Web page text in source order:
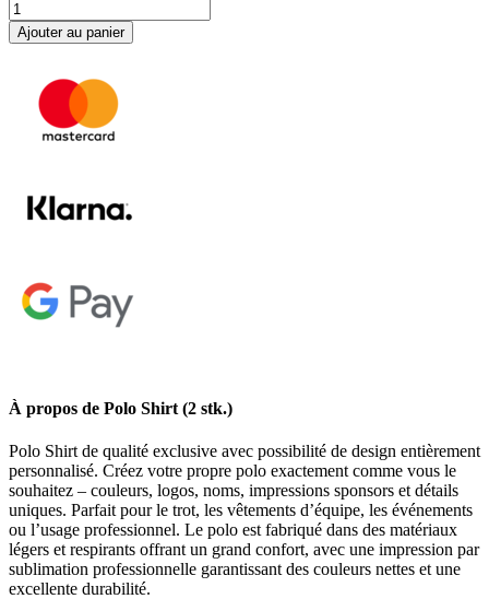
quantité
de
Polo
Ajouter au panier
À propos de Polo Shirt (2 stk.)
Polo Shirt de qualité exclusive avec possibilité de design entièrement
personnalisé. Créez votre propre polo exactement comme vous le
souhaitez – couleurs, logos, noms, impressions sponsors et détails
uniques. Parfait pour le trot, les vêtements d’équipe, les événements
ou l’usage professionnel. Le polo est fabriqué dans des matériaux
légers et respirants offrant un grand confort, avec une impression par
sublimation professionnelle garantissant des couleurs nettes et une
excellente durabilité.